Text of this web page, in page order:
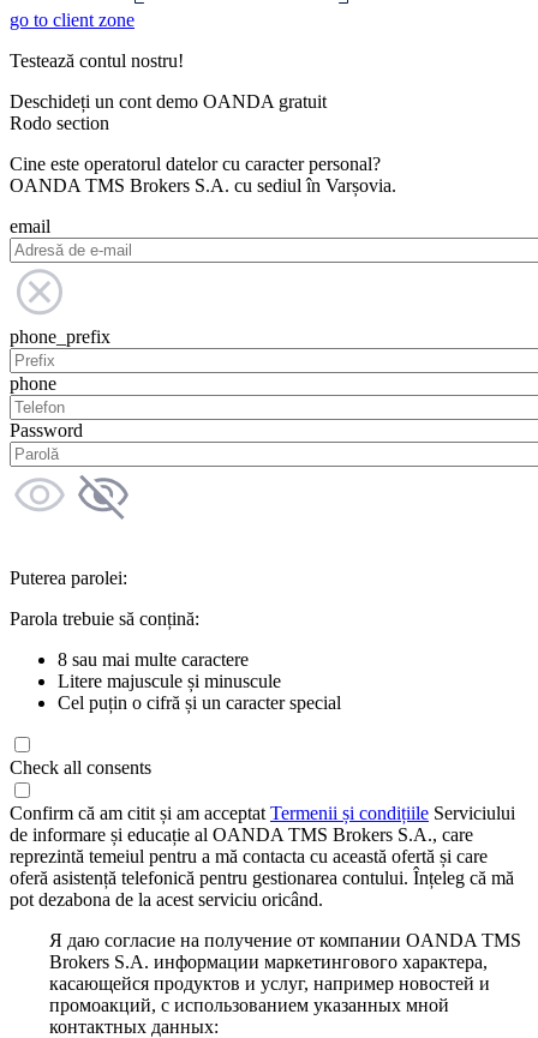
go to client zone
Testează contul nostru!
Deschideți un cont demo OANDA gratuit
Rodo section
Cine este operatorul datelor cu caracter personal?
OANDA TMS Brokers S.A. cu sediul în Varșovia.
email
phone_prefix
phone
Password
Puterea parolei:
Parola trebuie să conțină:
8 sau mai multe caractere
Litere majuscule și minuscule
Cel puțin o cifră și un caracter special
Check all consents
Confirm că am citit și am acceptat Termenii și condițiile Serviciului
de informare și educație al OANDA TMS Brokers S.A., care
reprezintă temeiul pentru a mă contacta cu această ofertă și care
oferă asistență telefonică pentru gestionarea contului. Înțeleg că mă
pot dezabona de la acest serviciu oricând.
Я даю согласие на получение от компании OANDA TMS
Brokers S.A. информации маркетингового характера,
касающейся продуктов и услуг, например новостей и
промоакций, с использованием указанных мной
контактных данных: